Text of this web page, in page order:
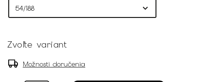
Zvoľte variant
Možnosti doručenia